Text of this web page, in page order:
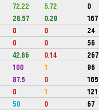
72.22 5.72 0
28.57 0.29 167
0 0 24
0 0 56
42.86 0.14 267
100 1 96
87.5 0 165
0 1 121
50 0 67